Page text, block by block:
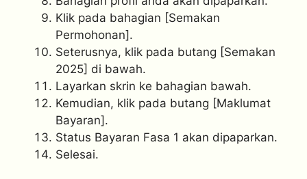
Klik pada bahagian [Semakan
Permohonan].
Seterusnya, klik pada butang [Semakan
2025] di bawah.
Layarkan skrin ke bahagian bawah.
Kemudian, klik pada butang [Maklumat
Bayaran].
Status Bayaran Fasa 1 akan dipaparkan.
Selesai.